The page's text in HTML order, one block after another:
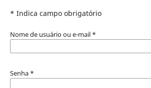
* Indica campo obrigatório
Nome de usuário ou e-mail *
Senha *